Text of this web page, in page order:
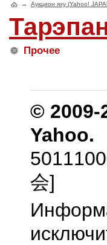
→ Аукцион яху (Yahoo!
Прочее
© 2009-
Yahoo.
会]